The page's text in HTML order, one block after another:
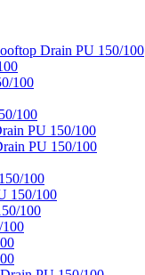
Drain PU 150/100
100
100
PU 150/100
PU 150/100
100
150/100
100